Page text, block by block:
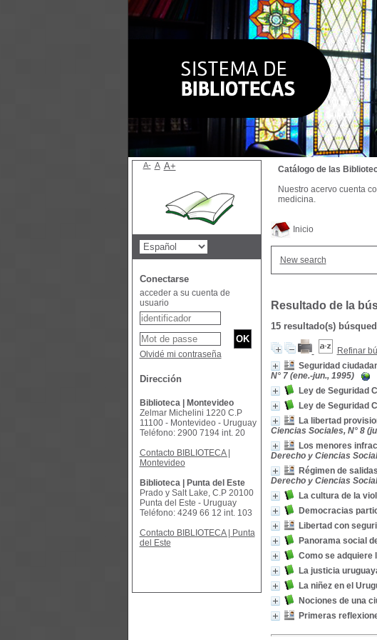
Inicio
New search
Resultado de la
15 resultado(s)
Refinar
Seguridad
N° 7 (ene.-jun., 1995)
Ley de Seguridad
Ley de Seguridad
La libertad
Ciencias Sociales, N° 8
Los menores
Derecho y Ciencias
Régimen de
Derecho y Ciencias
La cultura de la
Democracias
Libertad con
Panorama social
Como se adquiere
La justicia
La niñez en el
Nociones de una
Primeras
Catálogo de las
Nuestro acervo cuenta
medicina.
A- A A+
Conectarse
acceder a su cuenta de
usuario
Olvidé mi contraseña
Dirección
Biblioteca | Montevideo
Zelmar Michelini 1220 C.P
11100 - Montevideo - Uruguay
Teléfono: 2900 7194 int. 20
Contacto BIBLIOTECA |
Montevideo
Biblioteca | Punta del Este
Prado y Salt Lake, C.P 20100
Punta del Este - Uruguay
Teléfono: 4249 66 12 int. 103
Contacto BIBLIOTECA | Punta
del Este